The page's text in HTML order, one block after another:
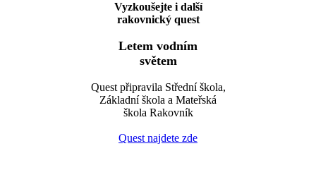
Vyzkoušejte i další
rakovnický quest
Letem vodním
světem
Quest připravila Střední škola,
Základní škola a Mateřská
škola Rakovník
Quest najdete zde